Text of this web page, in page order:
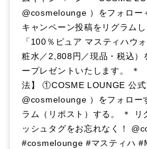
@cosmelounge ）をフォロ
キャンペーン投稿をリグラム
「100％ピュア マスティハウ
粧水／2,808円／現品・税込）
ープレゼントいたします。 ＊
法】 ①COSME LOUNGE 公式
@cosmelounge ）をフォロ
ラム（リポスト）する。 ＊ リ
ッシュタグをお忘れなく！
#cosmelounge #マスティハ